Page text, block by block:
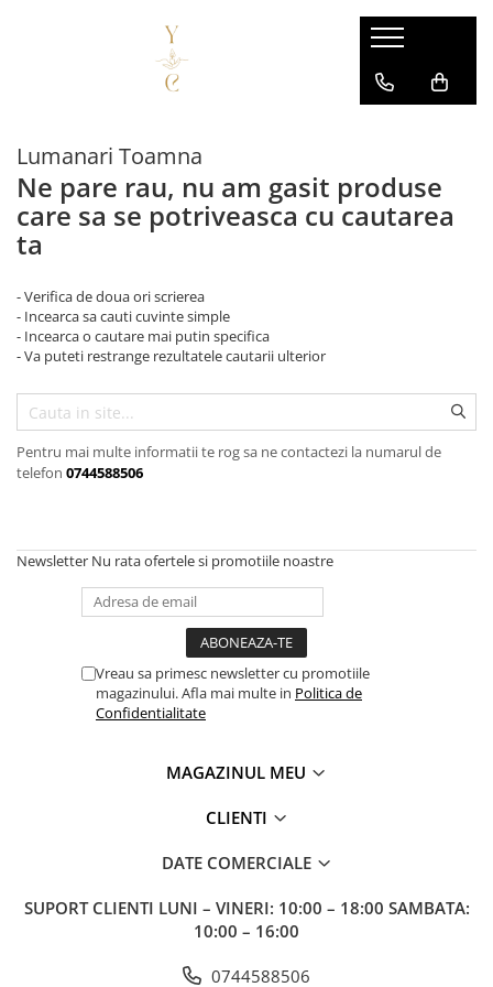
Bubble
Cilindrice
Floare
Animale
Albe
Colorate
Negre
Halloween
Marturie
Craciun
Paste
Fresh & Citrice
Florale
Lemnoase & Orientale
Fructate
Dulci & Gurmande
Non-gurmande
Festive / Sezoniere
Lumanari Toamna
Ne pare rau, nu am gasit produse
care sa se potriveasca cu cautarea
ta
- Verifica de doua ori scrierea
- Incearca sa cauti cuvinte simple
- Incearca o cautare mai putin specifica
- Va puteti restrange rezultatele cautarii ulterior
Pentru mai multe informatii te rog sa ne contactezi la numarul de
telefon 0744588506
Newsletter Nu rata ofertele si promotiile noastre
Vreau sa primesc newsletter cu promotiile
magazinului. Afla mai multe in Politica de
Confidentialitate
MAGAZINUL MEU
CLIENTI
DATE COMERCIALE
SUPORT CLIENTI LUNI – VINERI: 10:00 – 18:00 SAMBATA:
10:00 – 16:00
0744588506